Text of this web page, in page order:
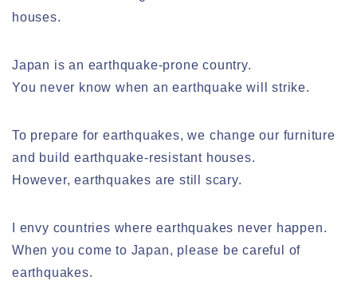
houses.
Japan is an earthquake-prone country.
You never know when an earthquake will strike.
To prepare for earthquakes, we change our furniture
and build earthquake-resistant houses.
However, earthquakes are still scary.
I envy countries where earthquakes never happen.
When you come to Japan, please be careful of
earthquakes.